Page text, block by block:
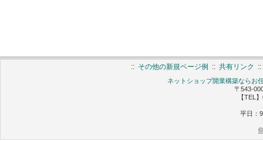
:: その他の新規ページ例 :: 共有リンク
ネットショップ開業構築ならお
〒543-
【TEL
平日：
©